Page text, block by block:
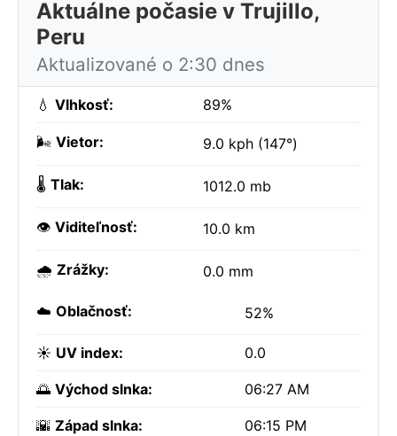
Aktuálne počasie v Trujillo,
Peru
Aktualizované o 2:30 dnes
💧 Vlhkosť: 89%
🌬️ Vietor: 9.0 kph (147°)
🌡️ Tlak: 1012.0 mb
👁️ Viditeľnosť: 10.0 km
🌧️ Zrážky: 0.0 mm
☁️ Oblačnosť: 52%
☀️ UV index: 0.0
🌅 Východ slnka: 06:27 AM
🌇 Západ slnka: 06:15 PM